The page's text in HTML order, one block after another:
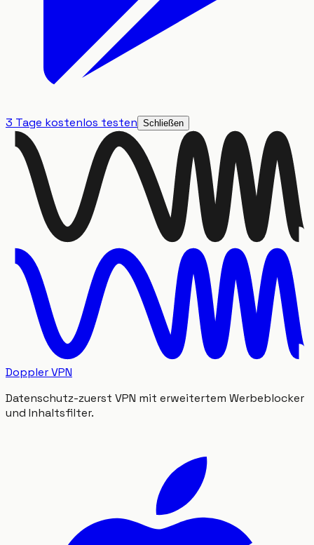
3 Tage kostenlos testen Schließen
Doppler VPN
Datenschutz-zuerst VPN mit erweitertem Werbeblocker
und Inhaltsfilter.